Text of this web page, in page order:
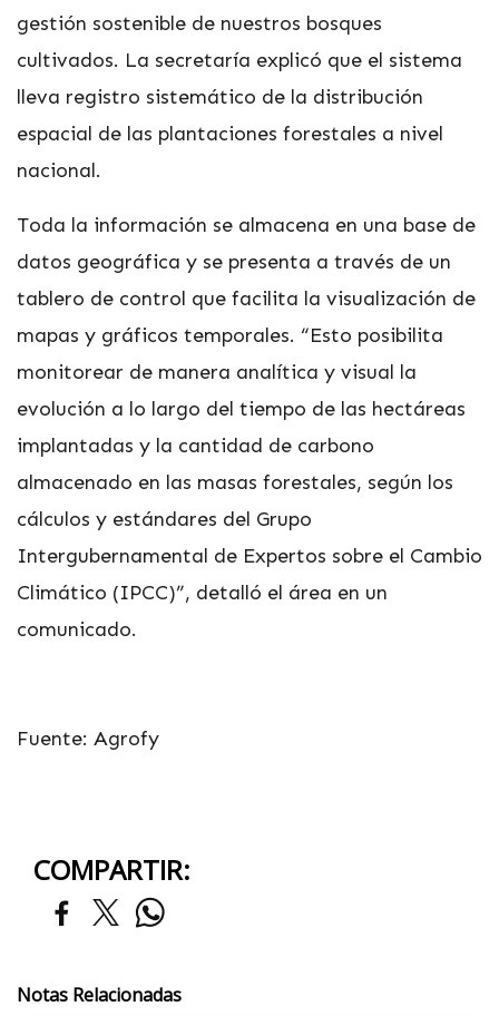
gestión sostenible de nuestros bosques
cultivados. La secretaría explicó que el sistema
lleva registro sistemático de la distribución
espacial de las plantaciones forestales a nivel
nacional.
Toda la información se almacena en una base de
datos geográfica y se presenta a través de un
tablero de control que facilita la visualización de
mapas y gráficos temporales. “Esto posibilita
monitorear de manera analítica y visual la
evolución a lo largo del tiempo de las hectáreas
implantadas y la cantidad de carbono
almacenado en las masas forestales, según los
cálculos y estándares del Grupo
Intergubernamental de Expertos sobre el Cambio
Climático (IPCC)”, detalló el área en un
comunicado.
Fuente: Agrofy
COMPARTIR:
Notas Relacionadas